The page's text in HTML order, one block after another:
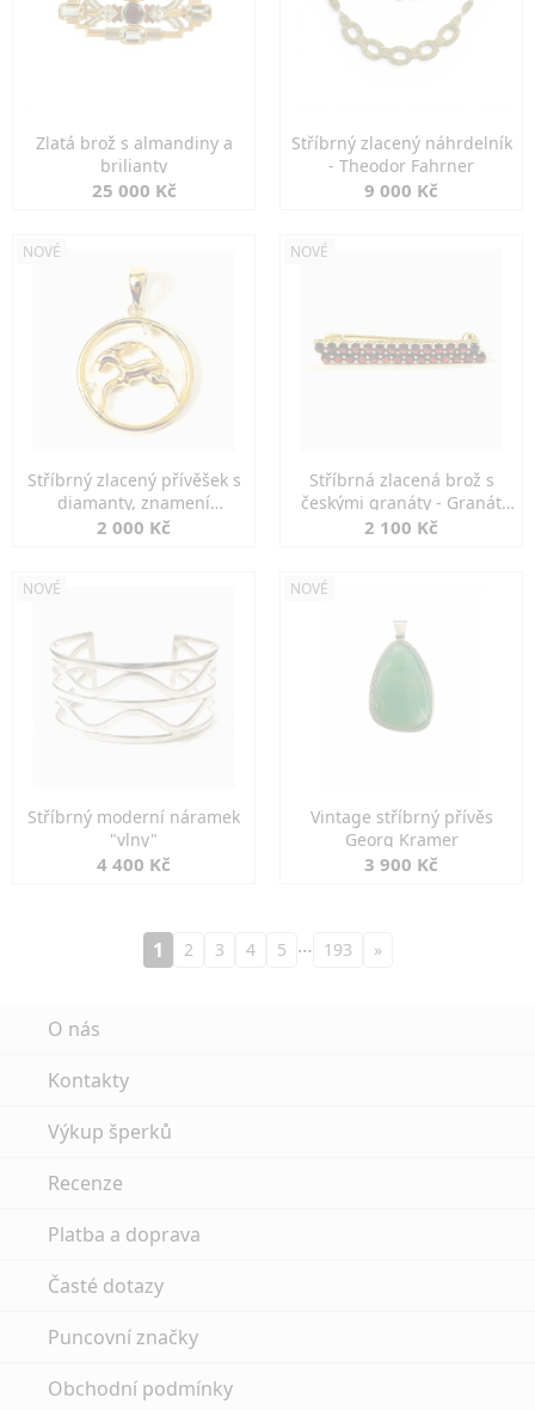
Zlatá brož s almandiny a
brilianty
25 000 Kč
Stříbrný zlacený náhrdelník
- Theodor Fahrner
9 000 Kč
NOVÉ
Stříbrný zlacený přívěšek s
diamanty, znamení
KOZOROH
2 000 Kč
NOVÉ
Stříbrná zlacená brož s
českými granáty - Granát
Turnov
2 100 Kč
NOVÉ
Stříbrný moderní náramek
"vlny"
4 400 Kč
NOVÉ
Vintage stříbrný přívěs
Georg Kramer
3 900 Kč
1 2 3 4 5 … 193 »
O nás
Kontakty
Výkup šperků
Recenze
Platba a doprava
Časté dotazy
Puncovní značky
Obchodní podmínky